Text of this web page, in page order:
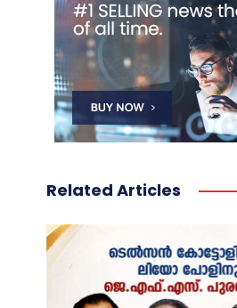
Related Articles